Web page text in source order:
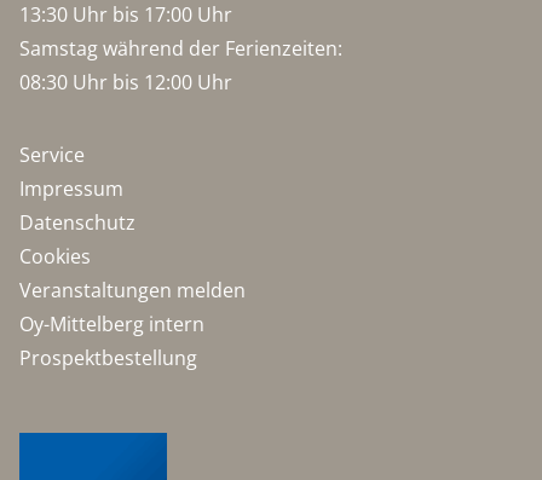
13:30 Uhr bis 17:00 Uhr
Samstag während der Ferienzeiten:
08:30 Uhr bis 12:00 Uhr
Service
Impressum
Datenschutz
Cookies
Veranstaltungen melden
Oy-Mittelberg intern
Prospektbestellung